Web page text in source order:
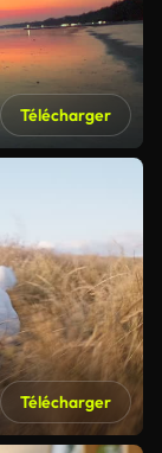
Télécharger
Télécharger